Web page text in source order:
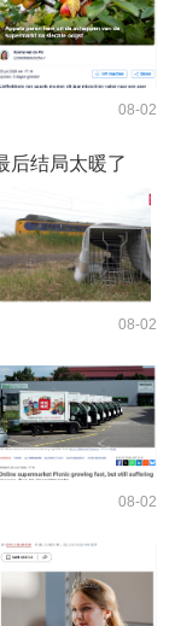
08-02
后结局太暖了
08-02
08-02